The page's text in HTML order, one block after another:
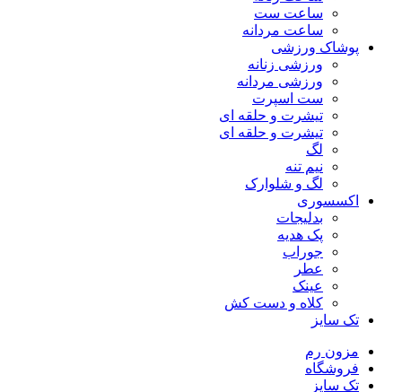
ساعت ست
ساعت مردانه
پوشاک ورزشی
ورزشی زنانه
ورزشی مردانه
ست اسپرت
تیشرت و حلقه ای
تیشرت و حلقه ای
لگ
نیم تنه
لگ و شلوارک
اکسسوری
بدلیجات
پک هدیه
جوراب
عطر
عینک
کلاه و دست کش
تک سایز
مزون رم
فروشگاه
تک سایز